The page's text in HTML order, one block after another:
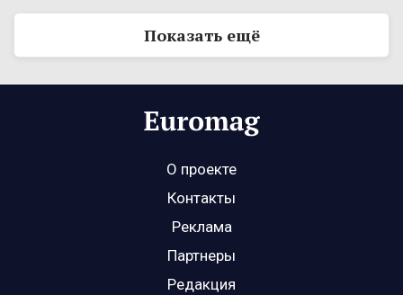
Показать ещё
О проекте
Контакты
Реклама
Партнеры
Редакция